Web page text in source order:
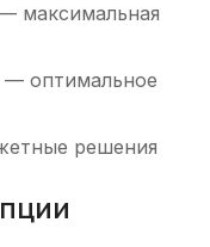
максимальная
— оптимальное
решения